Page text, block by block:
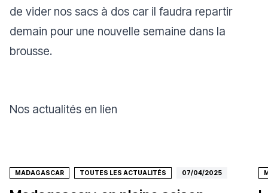
de vider nos sacs à dos car il faudra repartir
demain pour une nouvelle semaine dans la
brousse.
Nos actualités en lien
MADAGASCAR TOUTES LES ACTUALITÉS 07/04/2025